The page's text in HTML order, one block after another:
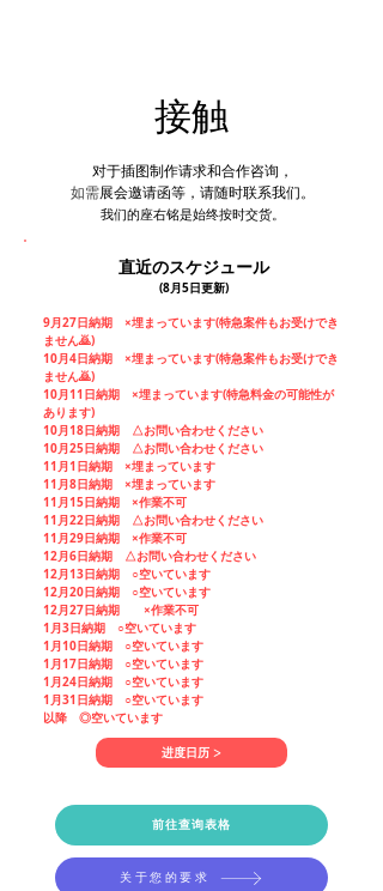
接触
对于插图制作请求和合作咨询，
如需展会邀请函等， 请随时联系我们。
我们的座右铭是始终按时交货。
​直近のスケジュール
(8月5日更新)
9月27日納期 ×埋まっています(特急案件もお受けでき
ません🙇)
10月4日納期 ×埋まっています(特急案件もお受けでき
ません🙇)
10月11日納期 ×埋まっています(特急料金の可能性が
あります)
10月18日納期 △お問い合わせください
10月25日納期 △お問い合わせください
11月1日納期 ×埋まっています
11月8日納期 ×埋まっています
11月15日納期 ×作業不可
11月22日納期 △お問い合わせください
11月29日納期 ×作業不可
12月6日納期 △お問い合わせください
12月13日納期 ○空いています
12月20日納期 ○空いています
12月27日納期 ×作業不可
1月3日納期 ○空いています
1月10日納期 ○空いています
1月17日納期 ○空いています
1月24日納期 ○空いています
1月31日納期 ○空いています
以降 ◎空いています
进度日历 >
前往查询表格
关于您的要求